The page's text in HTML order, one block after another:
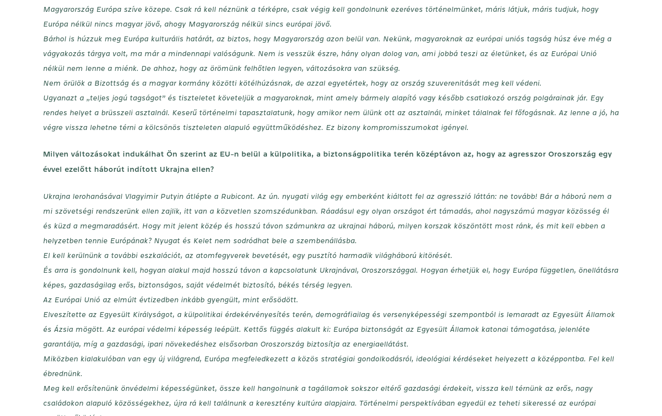
Magyarország Európa szíve közepe. Csak rá kell néznünk a térképre, csak végig kell gondolnunk ezeréves történelmünket, máris látjuk, máris tudjuk, hogy
Európa nélkül nincs magyar jövő, ahogy Magyarország nélkül sincs európai jövő.
Bárhol is húzzuk meg Európa kulturális határát, az biztos, hogy Magyarország azon belül van. Nekünk, magyaroknak az európai uniós tagság húsz éve még a
vágyakozás tárgya volt, ma már a mindennapi valóságunk. Nem is vesszük észre, hány olyan dolog van, ami jobbá teszi az életünket, és az Európai Unió
nélkül nem lenne a miénk. De ahhoz, hogy az örömünk felhőtlen legyen, változásokra van szükség.
Nem örülök a Bizottság és a magyar kormány közötti kötélhúzásnak, de azzal egyetértek, hogy az ország szuverenitását meg kell védeni.
Ugyanazt a „teljes jogú tagságot” és tiszteletet követeljük a magyaroknak, mint amely bármely alapító vagy később csatlakozó ország polgárainak jár. Egy
rendes helyet a brüsszeli asztalnál. Keserű történelmi tapasztalatunk, hogy amikor nem ülünk ott az asztalnál, minket tálalnak fel főfogásnak. Az lenne a jó, ha
végre vissza lehetne térni a kölcsönös tiszteleten alapuló együttműködéshez. Ez bizony kompromisszumokat igényel.
Milyen változásokat indukálhat Ön szerint az EU-n belül a külpolitika, a biztonságpolitika terén középtávon az, hogy az agresszor Oroszország egy
évvel ezelőtt háborút indított Ukrajna ellen?
Ukrajna lerohanásával Vlagyimir Putyin átlépte a Rubicont. Az ún. nyugati világ egy emberként kiáltott fel az agresszió láttán: ne tovább! Bár a háború nem a
mi szövetségi rendszerünk ellen zajlik, itt van a közvetlen szomszédunkban. Ráadásul egy olyan országot ért támadás, ahol nagyszámú magyar közösség él
és küzd a megmaradásért. Hogy mit jelent közép és hosszú távon számunkra az ukrajnai háború, milyen korszak köszöntött most ránk, és mit kell ebben a
helyzetben tennie Európának? Nyugat és Kelet nem sodródhat bele a szembenállásba.
El kell kerülnünk a további eszkalációt, az atomfegyverek bevetését, egy pusztító harmadik világháború kitörését.
És arra is gondolnunk kell, hogyan alakul majd hosszú távon a kapcsolatunk Ukrajnával, Oroszországgal. Hogyan érhetjük el, hogy Európa független, önellátásra
képes, gazdaságilag erős, biztonságos, saját védelmét biztosító, békés térség legyen.
Az Európai Unió az elmúlt évtizedben inkább gyengült, mint erősödött.
Elveszítette az Egyesült Királyságot, a külpolitikai érdekérvényesítés terén, demográfiailag és versenyképességi szempontból is lemaradt az Egyesült Államok
és Ázsia mögött. Az európai védelmi képesség leépült. Kettős függés alakult ki: Európa biztonságát az Egyesült Államok katonai támogatása, jelenléte
garantálja, míg a gazdasági, ipari növekedéshez elsősorban Oroszország biztosítja az energiaellátást.
Miközben kialakulóban van egy új világrend, Európa megfeledkezett a közös stratégiai gondolkodásról, ideológiai kérdéseket helyezett a középpontba. Fel kell
ébrednünk.
Meg kell erősítenünk önvédelmi képességünket, össze kell hangolnunk a tagállamok sokszor eltérő gazdasági érdekeit, vissza kell térnünk az erős, nagy
családokon alapuló közösségekhez, újra rá kell találnunk a keresztény kultúra alapjaira. Történelmi perspektívában egyedül ez teheti sikeressé az európai